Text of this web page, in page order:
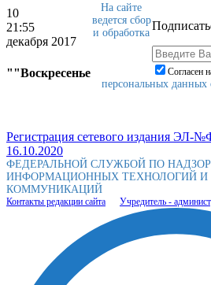
10
21:55
декабря 2017
""Воскресенье Согласен
На сайте
ведется сбор
и обработка
персональных
Регистрация сетевого издания ЭЛ-
16.10.2020
ФЕДЕРАЛЬНОЙ СЛУЖБОЙ ПО
ИНФОРМАЦИОННЫХ ТЕХНОЛОГИЙ
КОММУНИКАЦИЙ
Контакты редакции сайта Учредитель -